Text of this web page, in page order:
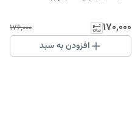
۱۷۰٬۰۰۰ ۱۷۶٬۰۰۰
افزودن به سبد